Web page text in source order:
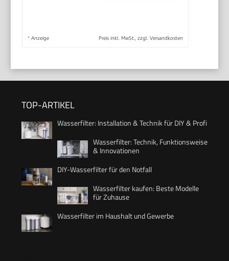
* Anzeige Preis inkl. MwSt., zzgl. Versandkosten
TOP-ARTIKEL
Wasserfilter: Installation & Technik für DIY & Profi
Wasserfilter: Technik, Funktionsweise
& Innovationen
DIY-Wasserfilter für den Notfall
Wasserfilter kaufen: Beste Modelle
für Zuhause
Wasserfilter im Haushalt und Gewerbe